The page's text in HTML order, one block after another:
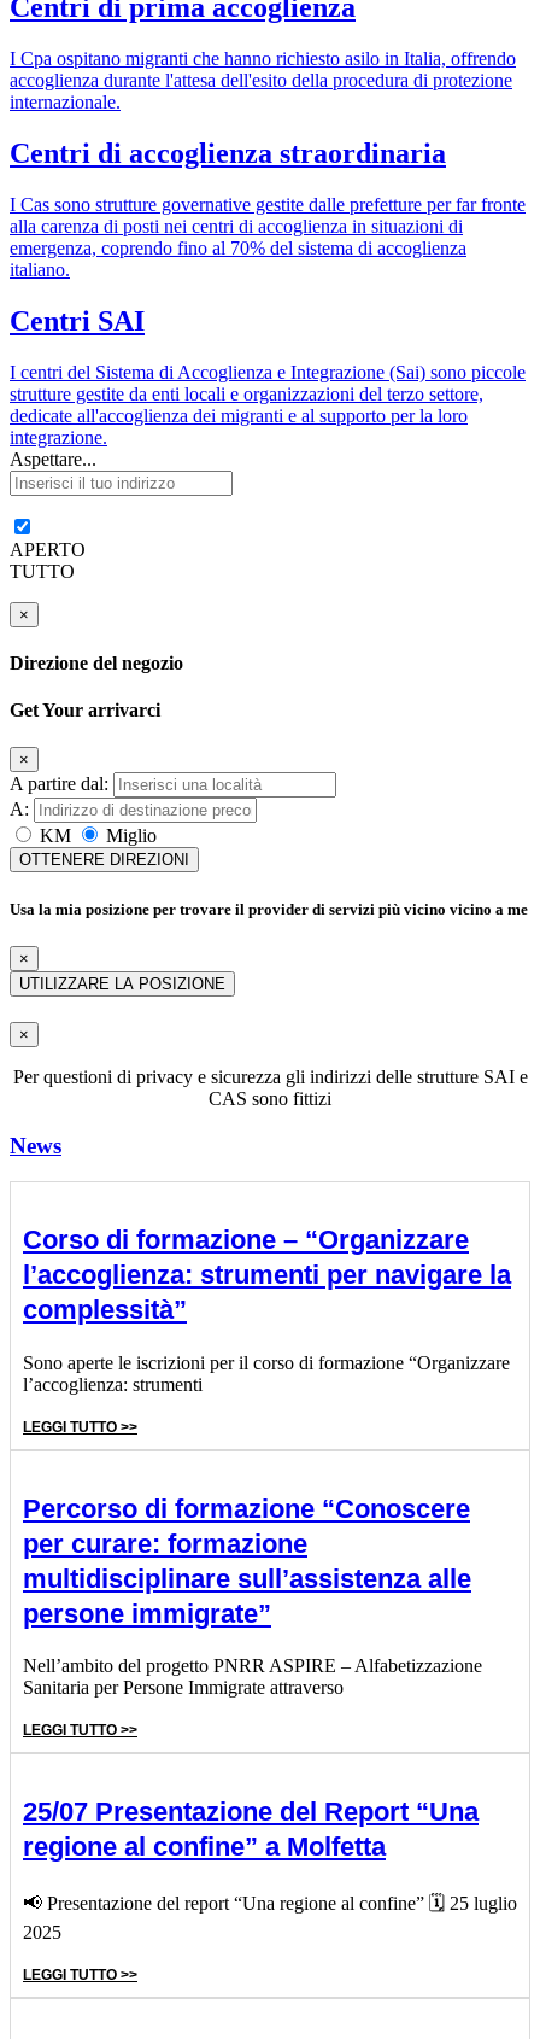
Centri di prima accoglienza
I Cpa ospitano migranti che hanno richiesto asilo in Italia, offrendo
accoglienza durante l'attesa dell'esito della procedura di protezione
internazionale.
Centri di accoglienza straordinaria
I Cas sono strutture governative gestite dalle prefetture per far fronte
alla carenza di posti nei centri di accoglienza in situazioni di
emergenza, coprendo fino al 70% del sistema di accoglienza
italiano.
Centri SAI
I centri del Sistema di Accoglienza e Integrazione (Sai) sono piccole
strutture gestite da enti locali e organizzazioni del terzo settore,
dedicate all'accoglienza dei migranti e al supporto per la loro
integrazione.
Aspettare...
APERTO
TUTTO
×
Direzione del negozio
Get Your arrivarci
×
A partire dal:
A:
KM
Miglio
OTTENERE DIREZIONI
Usa la mia posizione per trovare il provider di servizi più vicino vicino a me
×
UTILIZZARE LA POSIZIONE
×
Per questioni di privacy e sicurezza gli indirizzi delle strutture SAI e
CAS sono fittizi
News
Corso di formazione – “Organizzare
l’accoglienza: strumenti per navigare la
complessità”
Sono aperte le iscrizioni per il corso di formazione “Organizzare
l’accoglienza: strumenti
LEGGI TUTTO >>
Percorso di formazione “Conoscere
per curare: formazione
multidisciplinare sull’assistenza alle
persone immigrate”
Nell’ambito del progetto PNRR ASPIRE – Alfabetizzazione
Sanitaria per Persone Immigrate attraverso
LEGGI TUTTO >>
25/07 Presentazione del Report “Una
regione al confine” a Molfetta
📢 Presentazione del report “Una regione al confine” 🗓 25 luglio
2025
LEGGI TUTTO >>